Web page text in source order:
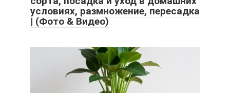
условиях, размножение, пересадка
| (Фото & Видео)